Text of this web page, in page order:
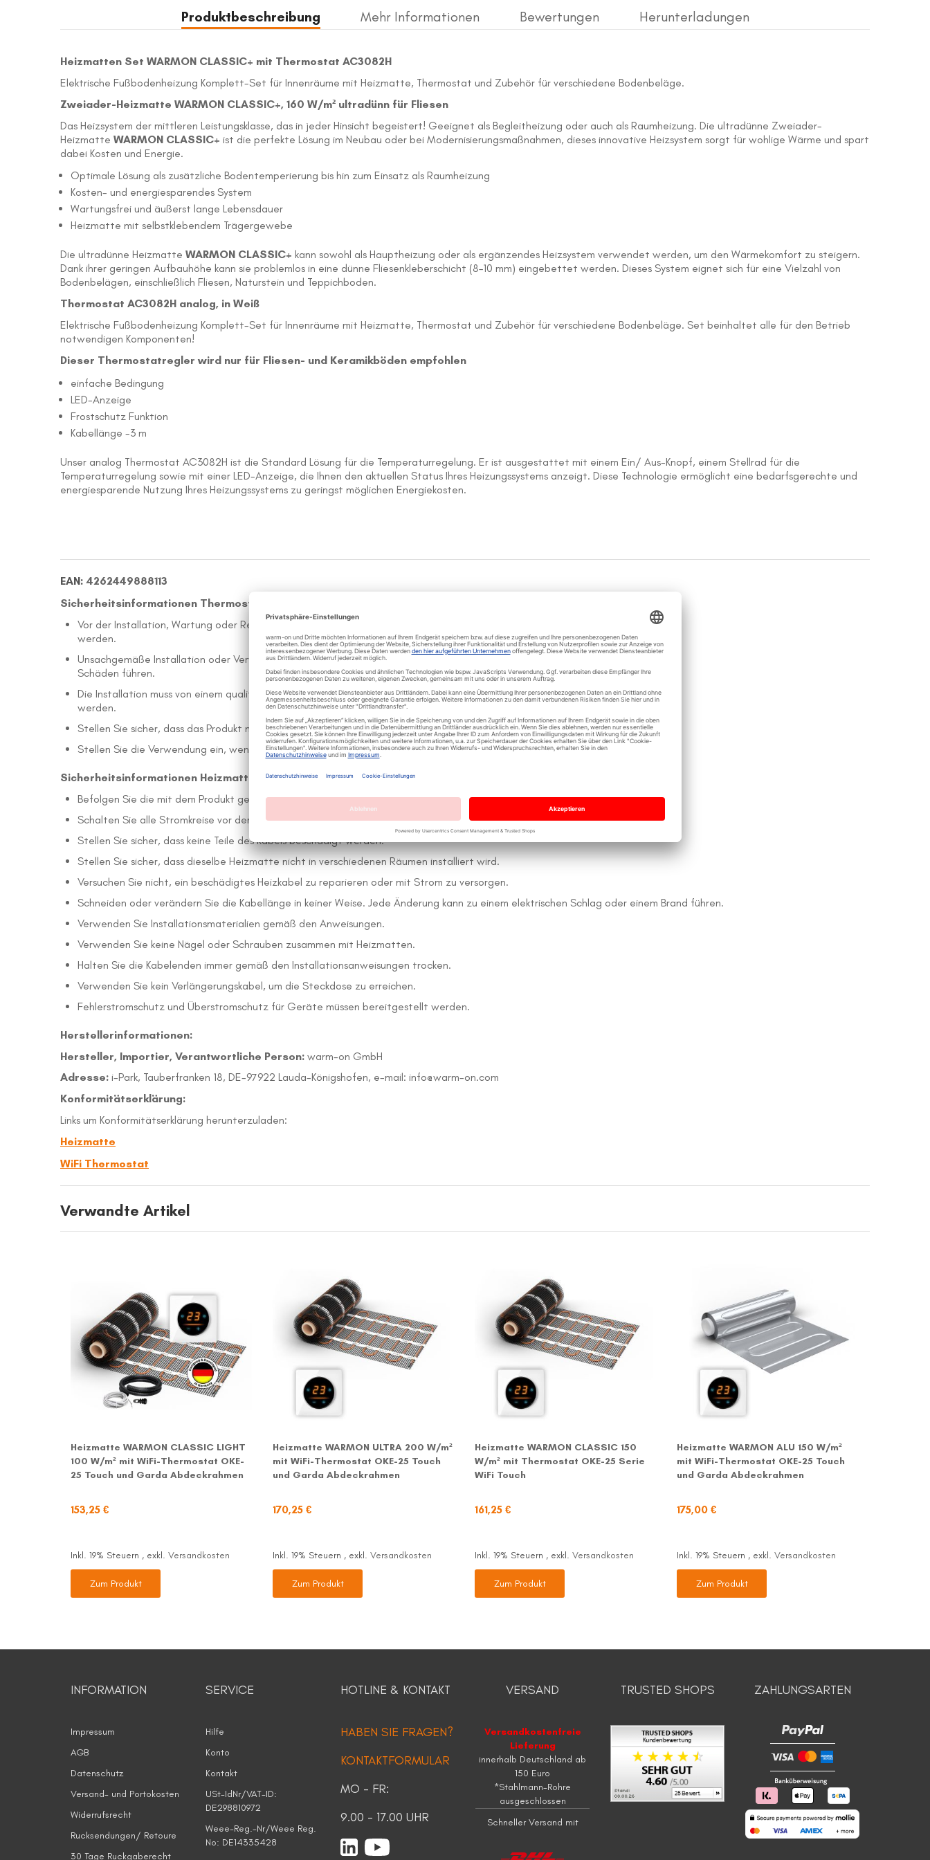
Produktbeschreibung Mehr Informationen Bewertungen Herunterladungen
Heizmatten Set WARMON CLASSIC+ mit Thermostat AC3082H
Elektrische Fußbodenheizung Komplett-Set für Innenräume mit Heizmatte, Thermostat und Zubehör für verschiedene Bodenbeläge.
Zweiader-Heizmatte WARMON CLASSIC+, 160 W/m² ultradünn für Fliesen
Das Heizsystem der mittleren Leistungsklasse, das in jeder Hinsicht begeistert! Geeignet als Begleitheizung oder auch als Raumheizung. Die ultradünne Zweiader-
Heizmatte WARMON CLASSIC+ ist die perfekte Lösung im Neubau oder bei Modernisierungsmaßnahmen, dieses innovative Heizsystem sorgt für wohlige Wärme und spart
dabei Kosten und Energie.
Optimale Lösung als zusätzliche Bodentemperierung bis hin zum Einsatz als Raumheizung
Kosten- und energiesparendes System
Wartungsfrei und äußerst lange Lebensdauer
Heizmatte mit selbstklebendem Trägergewebe
Die ultradünne Heizmatte WARMON CLASSIC+ kann sowohl als Hauptheizung oder als ergänzendes Heizsystem verwendet werden, um den Wärmekomfort zu steigern.
Dank ihrer geringen Aufbauhöhe kann sie problemlos in eine dünne Fliesenkleberschicht (8–10 mm) eingebettet werden. Dieses System eignet sich für eine Vielzahl von
Bodenbelägen, einschließlich Fliesen, Naturstein und Teppichboden.
Thermostat AC3082H analog, in Weiß
Elektrische Fußbodenheizung Komplett-Set für Innenräume mit Heizmatte, Thermostat und Zubehör für verschiedene Bodenbeläge. Set beinhaltet alle für den Betrieb
notwendigen Komponenten!
Dieser Thermostatregler wird nur für Fliesen- und Keramikböden empfohlen
einfache Bedingung
LED-Anzeige
Frostschutz Funktion
Kabellänge -3 m
Unser analog Thermostat AC3082H ist die Standard Lösung für die Temperaturregelung. Er ist ausgestattet mit einem Ein/ Aus-Knopf, einem Stellrad für die
Temperaturregelung sowie mit einer LED-Anzeige, die Ihnen den aktuellen Status Ihres Heizungssystems anzeigt. Diese Technologie ermöglicht eine bedarfsgerechte und
energiesparende Nutzung Ihres Heizungssystems zu geringst möglichen Energiekosten.
EAN: 4262449888113
Sicherheitsinformationen Thermostat:
Vor der Installation, Wartung oder Reparatur muss der Strom abgeschaltet
werden.
Unsachgemäße Installation oder Verwendung kann zu Stromschlägen oder
Schäden führen.
Die Installation muss von einem qualifizierten Fachmann durchgeführt
werden.
Stellen Sie sicher, dass das Produkt nicht Feuchtigkeit ausgesetzt wird.
Stellen Sie die Verwendung ein, wenn das Produkt beschädigt ist oder Anzeichen elektrischer Probleme aufweist.
Sicherheitsinformationen Heizmatte:
Befolgen Sie die mit dem Produkt gelieferten Installationsanweisungen sorgfältig.
Schalten Sie alle Stromkreise vor der Installation oder Wartung ab.
Stellen Sie sicher, dass keine Teile des Kabels beschädigt werden.
Stellen Sie sicher, dass dieselbe Heizmatte nicht in verschiedenen Räumen installiert wird.
Versuchen Sie nicht, ein beschädigtes Heizkabel zu reparieren oder mit Strom zu versorgen.
Schneiden oder verändern Sie die Kabellänge in keiner Weise. Jede Änderung kann zu einem elektrischen Schlag oder einem Brand führen.
Verwenden Sie Installationsmaterialien gemäß den Anweisungen.
Verwenden Sie keine Nägel oder Schrauben zusammen mit Heizmatten.
Halten Sie die Kabelenden immer gemäß den Installationsanweisungen trocken.
Verwenden Sie kein Verlängerungskabel, um die Steckdose zu erreichen.
Fehlerstromschutz und Überstromschutz für Geräte müssen bereitgestellt werden.
Herstellerinformationen:
Hersteller, Importier, Verantwortliche Person: warm-on GmbH
Adresse: i-Park, Tauberfranken 18, DE-97922 Lauda-Königshofen, e-mail: info@warm-on.com
Konformitätserklärung:
Links um Konformitätserklärung herunterzuladen:
Heizmatte
WiFi Thermostat
Verwandte Artikel
Heizmatte WARMON CLASSIC LIGHT
100 W/m² mit WiFi-Thermostat OKE-
25 Touch und Garda Abdeckrahmen
153,25 €
Inkl. 19% Steuern , exkl. Versandkosten
Zum Produkt
Heizmatte WARMON ULTRA 200 W/m²
mit WiFi-Thermostat OKE-25 Touch
und Garda Abdeckrahmen
170,25 €
Inkl. 19% Steuern , exkl. Versandkosten
Zum Produkt
Heizmatte WARMON CLASSIC 150
W/m² mit Thermostat OKE-25 Serie
WiFi Touch
161,25 €
Inkl. 19% Steuern , exkl. Versandkosten
Zum Produkt
Heizmatte WARMON ALU 150 W/m²
mit WiFi-Thermostat OKE-25 Touch
und Garda Abdeckrahmen
175,00 €
Inkl. 19% Steuern , exkl. Versandkosten
Zum Produkt
INFORMATION
Impressum
AGB
Datenschutz
Versand- und Portokosten
Widerrufsrecht
Rucksendungen/ Retoure
30 Tage Ruckgaberecht
SERVICE
Hilfe
Konto
Kontakt
USt-IdNr/VAT-ID:
DE298810972
Weee-Reg.-Nr/Weee Reg.
No: DE14335428
HOTLINE & KONTAKT
HABEN SIE FRAGEN?
KONTAKTFORMULAR
MO - FR:
9.00 - 17.00 UHR
VERSAND
Versandkostenfreie
Lieferung
innerhalb Deutschland ab
150 Euro
*Stahlmann-Rohre
ausgeschlossen
Schneller Versand mit
TRUSTED SHOPS ZAHLUNGSARTEN